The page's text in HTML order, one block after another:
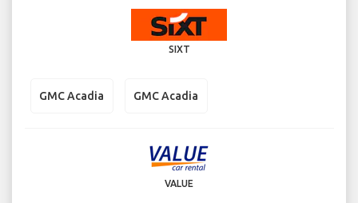
SIXT
GMC Acadia GMC Acadia
VALUE